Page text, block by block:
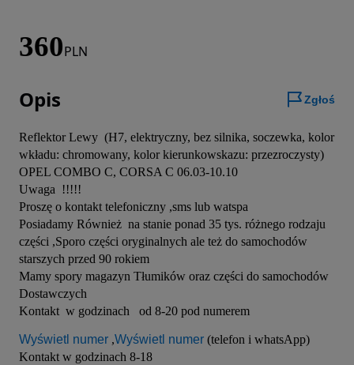
360PLN
Opis Zgłoś
Reflektor Lewy  (H7, elektryczny, bez silnika, soczewka, kolor
wkładu: chromowany, kolor kierunkowskazu: przezroczysty)
OPEL COMBO C, CORSA C 06.03-10.10
Uwaga  !!!!!
Proszę o kontakt telefoniczny ,sms lub watspa
Posiadamy Również  na stanie ponad 35 tys. różnego rodzaju
części ,Sporo części oryginalnych ale też do samochodów
starszych przed 90 rokiem
Mamy spory magazyn Tłumików oraz części do samochodów
Dostawczych
Kontakt  w godzinach   od 8-20 pod numerem
Wyświetl numer ,Wyświetl numer (telefon i whatsApp)
Kontakt w godzinach 8-18